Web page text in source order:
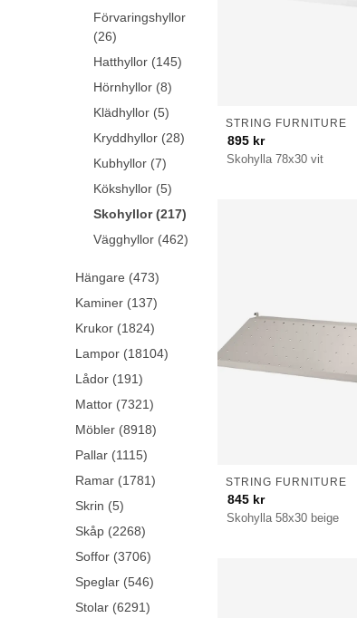
Skohylla 78x30 vit
STRING FURNITURE
895 kr
Skohylla 58x30 beige
STRING FURNITURE
845 kr
Förvaringshyllor
(26)
Hatthyllor (145)
Hörnhyllor (8)
Klädhyllor (5)
Kryddhyllor (28)
Kubhyllor (7)
Kökshyllor (5)
Skohyllor (217)
Vägghyllor (462)
Hängare (473)
Kaminer (137)
Krukor (1824)
Lampor (18104)
Lådor (191)
Mattor (7321)
Möbler (8918)
Pallar (1115)
Ramar (1781)
Skrin (5)
Skåp (2268)
Soffor (3706)
Speglar (546)
Stolar (6291)